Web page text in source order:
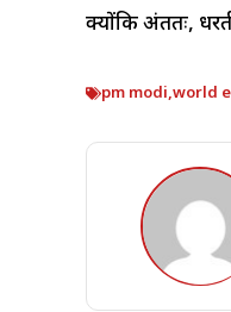
क्योंकि अंततः,
pm modi,world